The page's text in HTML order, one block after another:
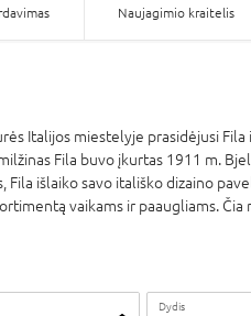
Naujagimio kraitelis
Italijos miestelyje prasidėjusi
Fila buvo įkurtas 1911 m.
Fila išlaiko savo itališko dizaino
vaikams ir paaugliams.
Dydis